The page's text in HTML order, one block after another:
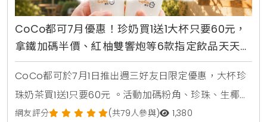
CoCo都可7月優惠！珍奶買1送1大杯只要60元，
拿鐵加碼半價、紅柚雙響炮等6款指定飲品天天2
杯99元
CoCo都可於7月1日推出週三好友日限定優惠，大杯珍
珠奶茶買1送1只要60元 。活動加碼粉角、珍珠、生椰職
人拿鐵同價位買1送1 。同步推出暑來寶2杯99元好康，
網友評分 (共79人參與) 1,380